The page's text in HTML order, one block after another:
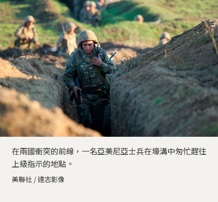
在兩國衝突的前線，一名亞美尼亞士兵在壕溝中匆忙趕往
上級指示的地點。
美聯社 / 達志影像